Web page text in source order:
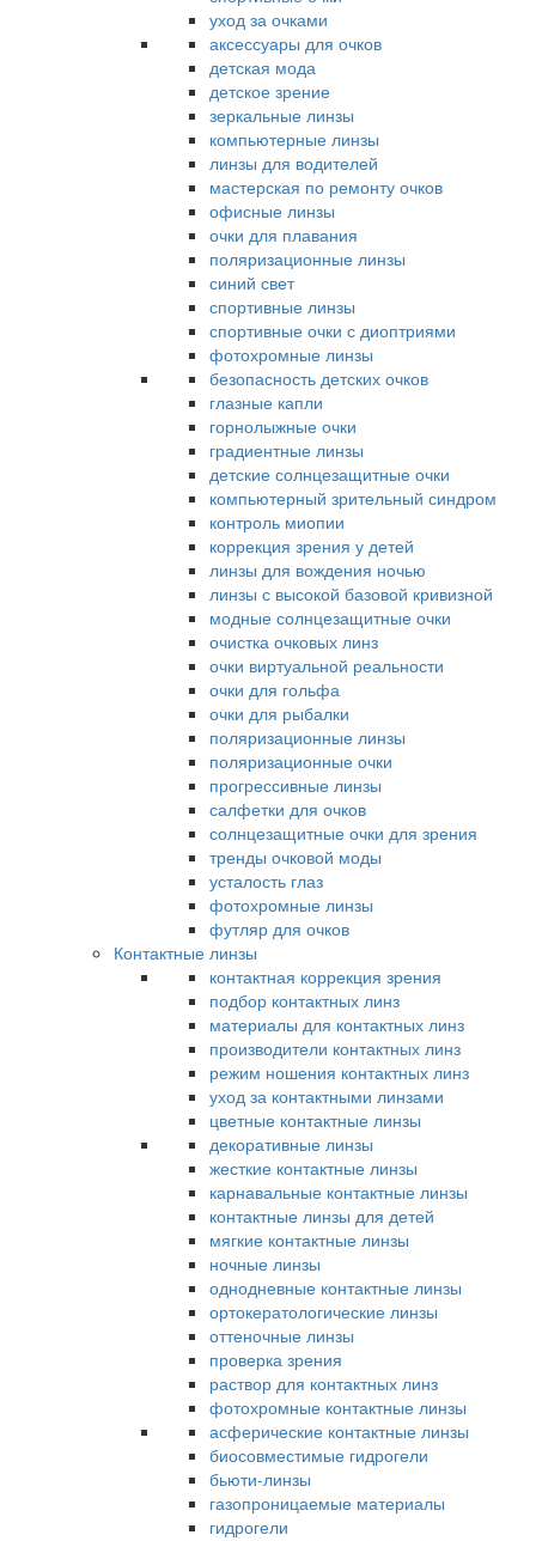
уход за очками
аксессуары для очков
детская мода
детское зрение
зеркальные линзы
компьютерные линзы
линзы для водителей
мастерская по ремонту очков
офисные линзы
очки для плавания
поляризационные линзы
синий свет
спортивные линзы
спортивные очки с диоптриями
фотохромные линзы
безопасность детских очков
глазные капли
горнолыжные очки
градиентные линзы
детские солнцезащитные очки
компьютерный зрительный синдром
контроль миопии
коррекция зрения у детей
линзы для вождения ночью
линзы с высокой базовой кривизной
модные солнцезащитные очки
очистка очковых линз
очки виртуальной реальности
очки для гольфа
очки для рыбалки
поляризационные линзы
поляризационные очки
прогрессивные линзы
салфетки для очков
солнцезащитные очки для зрения
тренды очковой моды
усталость глаз
фотохромные линзы
футляр для очков
Контактные линзы
контактная коррекция зрения
подбор контактных линз
материалы для контактных линз
производители контактных линз
режим ношения контактных линз
уход за контактными линзами
цветные контактные линзы
декоративные линзы
жесткие контактные линзы
карнавальные контактные линзы
контактные линзы для детей
мягкие контактные линзы
ночные линзы
однодневные контактные линзы
ортокератологические линзы
оттеночные линзы
проверка зрения
раствор для контактных линз
фотохромные контактные линзы
асферические контактные линзы
биосовместимые гидрогели
бьюти-линзы
газопроницаемые материалы
гидрогели